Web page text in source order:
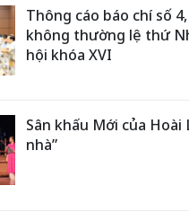
Thông cáo báo chí số
không thường lệ thứ
hội khóa XVI
Sân khấu Mới của Hoài
nhà”